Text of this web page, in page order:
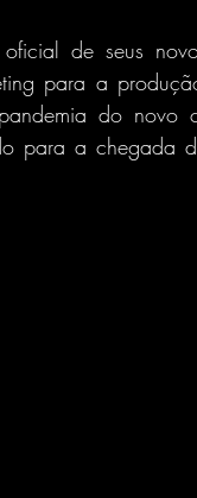
de seus
para a
do novo
para a chegada